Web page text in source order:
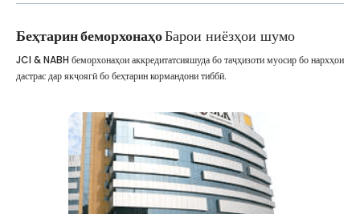
Беҳтарин беморхонаҳоБарои ниёзҳои шумо
JCI & NABH беморхонаҳои аккредитатсияшуда бо таҷҳизоти муосир бо нархҳои
дастрас дар якҷоягӣ бо беҳтарин кормандони тиббӣ.